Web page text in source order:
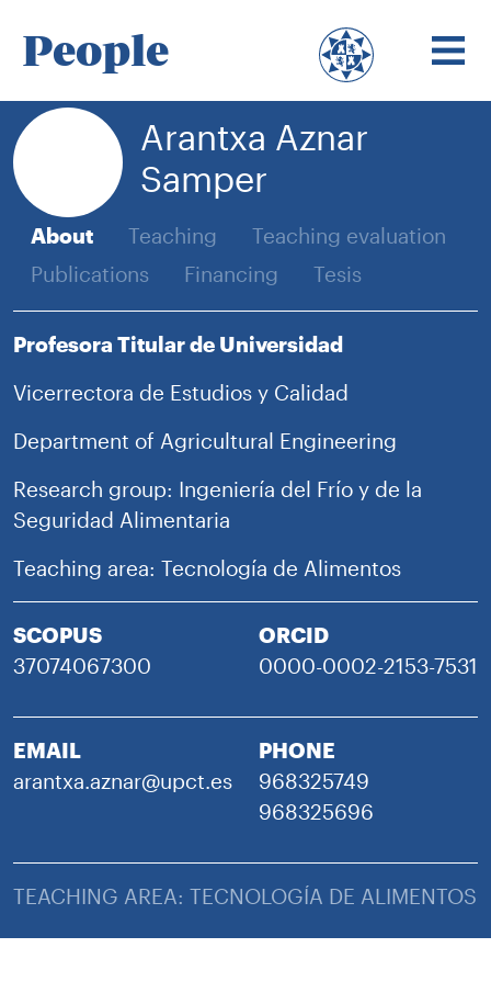
People
Arantxa Aznar
Samper
About Teaching
Teaching evaluation
Publications
Financing Tesis
Profesora Titular de Universidad
Vicerrectora de Estudios y Calidad
Department of Agricultural Engineering
Research group: Ingeniería del Frío y de la
Seguridad Alimentaria
Teaching area: Tecnología de Alimentos
SCOPUS
37074067300
ORCID
0000-0002-2153-7531
EMAIL
arantxa.aznar@upct.es
PHONE
968325749
968325696
TEACHING AREA: TECNOLOGÍA DE ALIMENTOS